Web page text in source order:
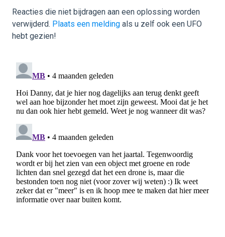
Reacties die niet bijdragen aan een oplossing worden
verwijderd. Plaats een melding als u zelf ook een UFO
hebt gezien!